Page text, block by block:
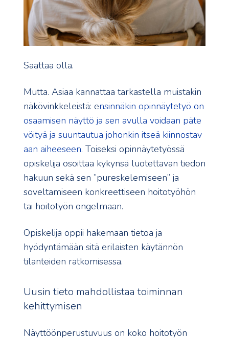
Saattaa olla.
Mutta. Asiaa kannattaa tarkastella muistakin
näkövinkkeleistä: ensinnäkin opinnäytetyö on
osaamisen näyttö ja sen avulla voidaan päte
vöityä ja suuntautua johonkin itseä kiinnostav
aan aiheeseen. Toiseksi opinnäytetyössä
opiskelija osoittaa kykynsä luotettavan tiedon
hakuun sekä sen ”pureskelemiseen” ja
soveltamiseen konkreettiseen hoitotyöhön
tai hoitotyön ongelmaan.
Opiskelija oppii hakemaan tietoa ja
hyödyntämään sitä erilaisten käytännön
tilanteiden ratkomisessa.
Uusin tieto mahdollistaa toiminnan
kehittymisen
Näyttöönperustuvuus on koko hoitotyön